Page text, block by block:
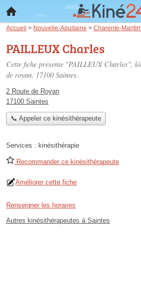
Accueil > Nouvelle-Aquitaine > Charente-
PAILLEUX Charles
Cette fiche présente "PAILLEUX Charles",
de royan, 17100 Saintes.
2 Route de Royan
17100 Saintes
📞 Appeler ce kinésithérapeute
Services : kinésithérapie
Recommander ce kinésithérapeute
Améliorer cette fiche
Renseigner les horaires
Autres kinésithérapeutes à Saintes